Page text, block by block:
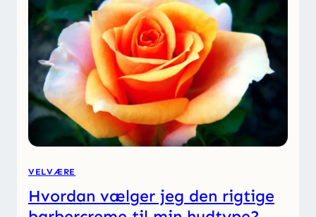
VELVÆRE
Hvordan vælger jeg den rigtige